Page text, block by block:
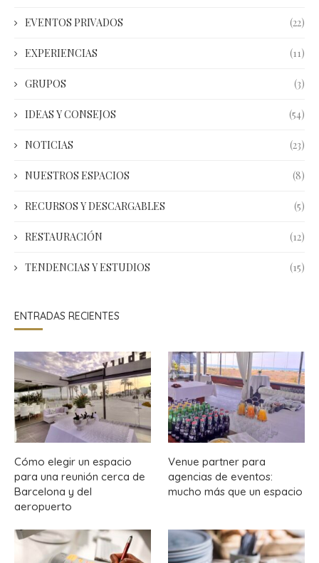
EVENTOS PRIVADOS (22)
EXPERIENCIAS (11)
GRUPOS (3)
IDEAS Y CONSEJOS (54)
NOTICIAS (23)
NUESTROS ESPACIOS (8)
RECURSOS Y DESCARGABLES (5)
RESTAURACIÓN (12)
TENDENCIAS Y ESTUDIOS (15)
ENTRADAS RECIENTES
Cómo elegir un espacio
para una reunión cerca de
Barcelona y del
aeropuerto
Venue partner para
agencias de eventos:
mucho más que un espacio